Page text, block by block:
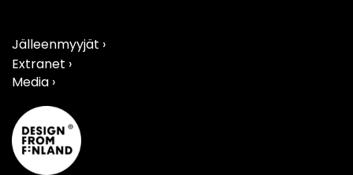
Jälleenmyyjät ›
Extranet ›
Media ›